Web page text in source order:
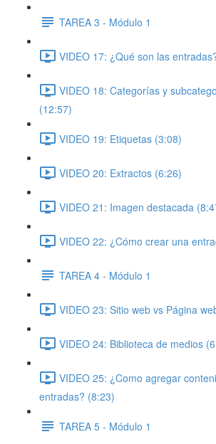
TAREA 3 - Módulo 1
VIDEO 17: ¿Qué son las
VIDEO 18: Categorías y
(12:57)
VIDEO 19: Etiquetas (3:08)
VIDEO 20: Extractos (6:26)
VIDEO 21: Imagen destacada
VIDEO 22: ¿Cómo crear una
TAREA 4 - Módulo 1
VIDEO 23: Sitio web vs Página
VIDEO 24: Biblioteca de medios
VIDEO 25: ¿Como agregar
entradas? (8:23)
TAREA 5 - Módulo 1